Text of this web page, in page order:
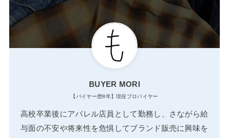
BUYER MORI
【バイヤー歴8年】現役プロバイヤー
高校卒業後にアパレル店員として勤務し、さながら給
与面の不安や将来性を危惧してブランド販売に興味を